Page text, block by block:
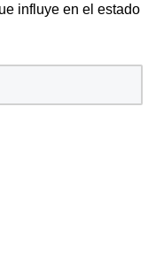
influye en el estado